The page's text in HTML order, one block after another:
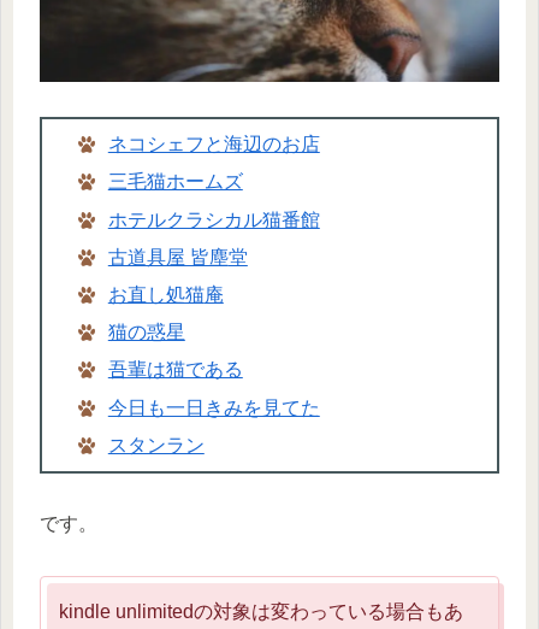
ネコシェフと海辺のお店
三毛猫ホームズ
ホテルクラシカル猫番館
古道具屋 皆塵堂
お直し処猫庵
猫の惑星
吾輩は猫である
今日も一日きみを見てた
スタンラン
です。
kindle unlimitedの対象は変わっている場合もあ